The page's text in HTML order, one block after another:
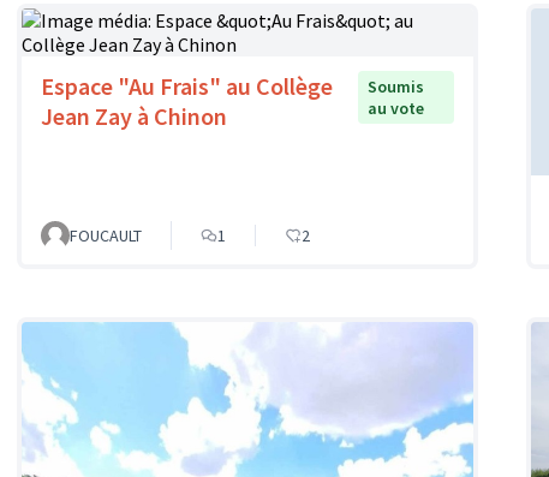
Espace "Au Frais" au Collège
Jean Zay à Chinon
Soumis
au vote
FOUCAULT 1 2